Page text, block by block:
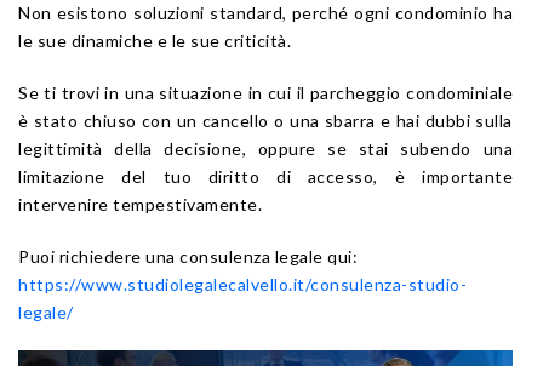
Non esistono soluzioni standard, perché ogni condominio ha
le sue dinamiche e le sue criticità.
Se ti trovi in una situazione in cui il parcheggio condominiale
è stato chiuso con un cancello o una sbarra e hai dubbi sulla
legittimità della decisione, oppure se stai subendo una
limitazione del tuo diritto di accesso, è importante
intervenire tempestivamente.
Puoi richiedere una consulenza legale qui:
https://www.studiolegalecalvello.it/consulenza-studio-
legale/